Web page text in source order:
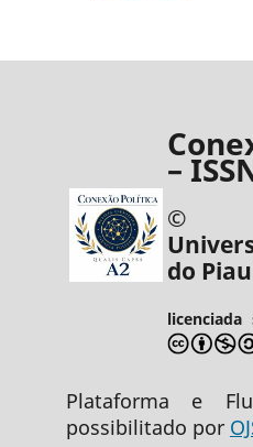
–
©
do
licenciada
Plataforma e
possibilitado por